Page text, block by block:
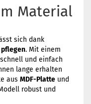
Material
sich dank
. Mit einem
und einfach
lange erhalten
aus MDF-Platte und
robust und